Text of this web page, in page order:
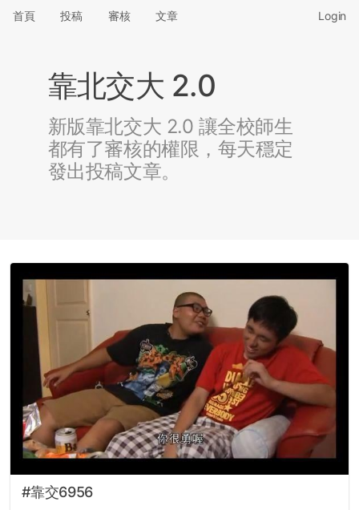
首頁 投稿 審核 文章 Login
靠北交大 2.0
新版靠北交大 2.0 讓全校師生
都有了審核的權限，每天穩定
發出投稿文章。
#靠交6956